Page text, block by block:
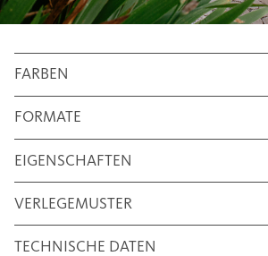
FARBEN
FORMATE
EIGENSCHAFTEN
VERLEGEMUSTER
TECHNISCHE DATEN